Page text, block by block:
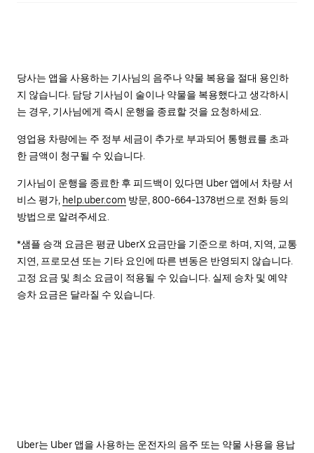
당사는 앱을 사용하는 기사님의 음주나 약물 복용을 절대 용인하
지 않습니다. 담당 기사님이 술이나 약물을 복용했다고 생각하시
는 경우, 기사님에게 즉시 운행을 종료할 것을 요청하세요.
영업용 차량에는 주 정부 세금이 추가로 부과되어 통행료를 초과
한 금액이 청구될 수 있습니다.
기사님이 운행을 종료한 후 피드백이 있다면 Uber 앱에서 차량 서
비스 평가, help.uber.com 방문, 800-664-1378번으로 전화 등의
방법으로 알려주세요.
*샘플 승객 요금은 평균 UberX 요금만을 기준으로 하며, 지역, 교통
지연, 프로모션 또는 기타 요인에 따른 변동은 반영되지 않습니다.
고정 요금 및 최소 요금이 적용될 수 있습니다. 실제 승차 및 예약
승차 요금은 달라질 수 있습니다.
Uber는 Uber 앱을 사용하는 운전자의 음주 또는 약물 사용을 용납